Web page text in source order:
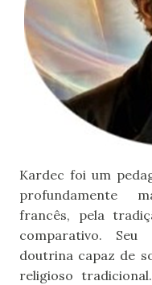
Kardec foi um
profundamente
francês, pela
comparativo.
doutrina capaz de
religioso